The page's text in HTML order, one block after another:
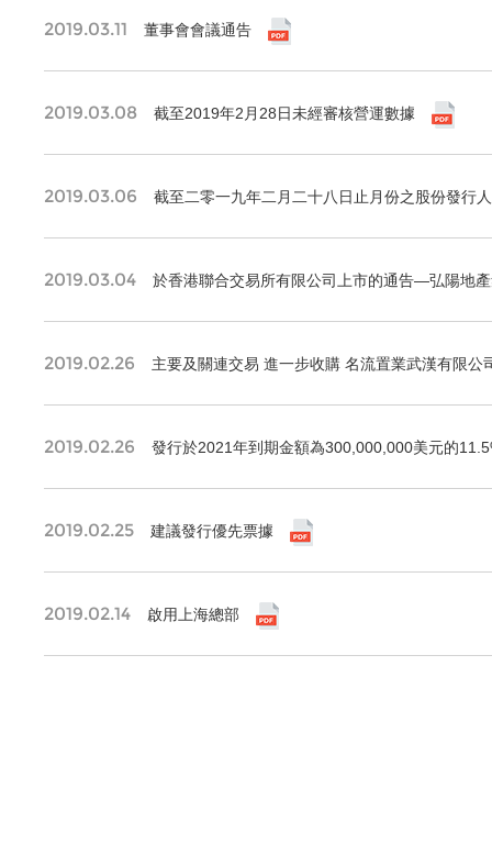
2019.03.11 董事會會議通告
2019.03.08 截至2019年2月28日未經審核營運數據
2019.03.06 截至二零一九年二月二十八日止月份之股份發行
2019.03.04 於香港聯合交易所有限公司上市的通告—弘陽地
2019.02.26 主要及關連交易 進一步收購 名流置業武漢有限公
2019.02.26 發行於2021年到期金額為300,000,000美元的
2019.02.25 建議發行優先票據
2019.02.14 啟用上海總部